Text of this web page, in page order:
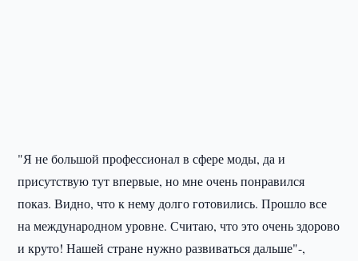
"Я не большой профессионал в сфере моды, да и
присутствую тут впервые, но мне очень понравился
показ. Видно, что к нему долго готовились. Прошло все
на международном уровне. Считаю, что это очень здорово
и круто! Нашей стране нужно развиваться дальше"-,